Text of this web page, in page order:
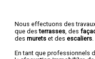
Nous effectuons des
que desterrasses , des
des murets et des escaliers
En tant que professionnels